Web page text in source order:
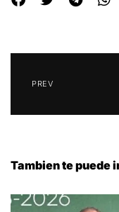
PREV
Tambien te puede